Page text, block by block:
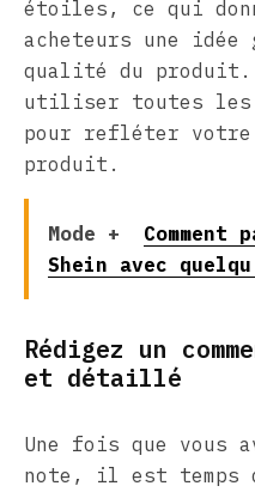
étoiles, ce qui
acheteurs une idée
qualité du produit.
utiliser toutes les
pour refléter votre
produit.
Mode +
Shein avec
Rédigez un
et détaillé
Une fois que vous
note, il est temps